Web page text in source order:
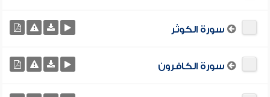
سورة الكوثر
سورة الكافرون